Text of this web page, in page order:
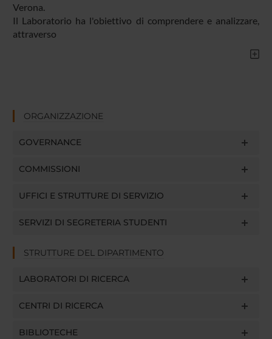
Verona.
Il Laboratorio ha l'obiettivo di comprendere e analizzare,
attraverso
ORGANIZZAZIONE
GOVERNANCE
COMMISSIONI
UFFICI E STRUTTURE DI SERVIZIO
SERVIZI DI SEGRETERIA STUDENTI
STRUTTURE DEL DIPARTIMENTO
LABORATORI DI RICERCA
CENTRI DI RICERCA
BIBLIOTECHE